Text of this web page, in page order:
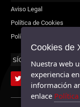
Aviso Legal
Política de Cookies
Política de Privacidad
SÍGUENOS
Cookies de
Nuestra web
experiencia
información
enlace